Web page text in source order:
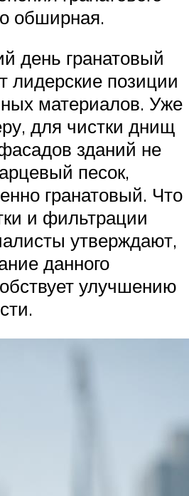
обширная.
день гранатовый
лидерские позиции
материалов. Уже
для чистки днищ
зданий не
песок,
гранатовый. Что
и фильтрации
утверждают,
данного
улучшению